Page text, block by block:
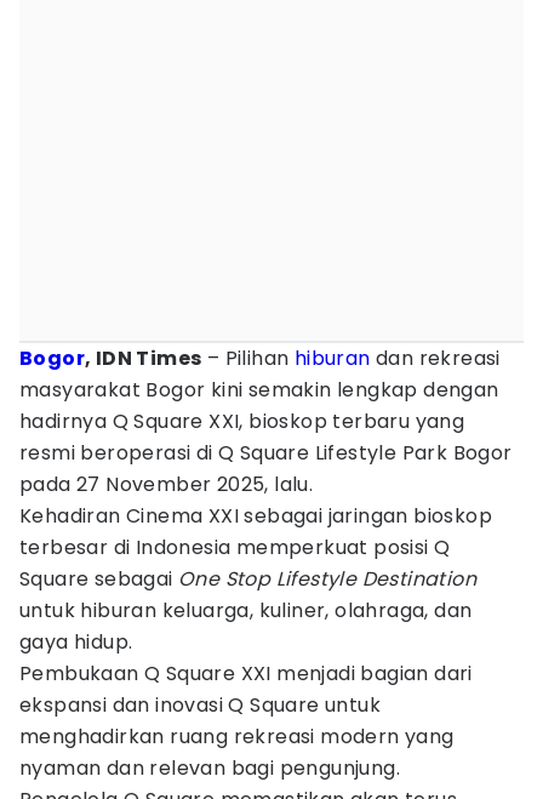
Bogor, IDN Times – Pilihan hiburan dan rekreasi
masyarakat Bogor kini semakin lengkap dengan
hadirnya Q Square XXI, bioskop terbaru yang
resmi beroperasi di Q Square Lifestyle Park Bogor
pada 27 November 2025, lalu.
Kehadiran Cinema XXI sebagai jaringan bioskop
terbesar di Indonesia memperkuat posisi Q
Square sebagai One Stop Lifestyle Destination
untuk hiburan keluarga, kuliner, olahraga, dan
gaya hidup.
Pembukaan Q Square XXI menjadi bagian dari
ekspansi dan inovasi Q Square untuk
menghadirkan ruang rekreasi modern yang
nyaman dan relevan bagi pengunjung.